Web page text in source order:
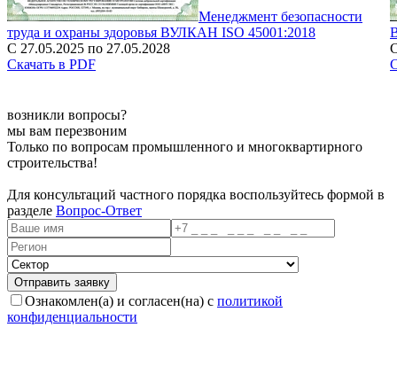
Менеджмент безопасности
труда и охраны здоровья ВУЛКАН ISO 45001:2018
С 27.05.2025 по 27.05.2028
Скачать в PDF
возникли вопросы?
мы вам перезвоним
Только по вопросам промышленного и многоквартирного
строительства!
Для консультаций частного порядка воспользуйтесь формой в
разделе Вопрос-Ответ
Ознакомлен(а) и согласен(на) с политикой
конфиденциальности